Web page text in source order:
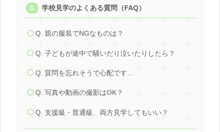
学校見学のよくある質問（FAQ）
Q. 親の服装でNGなものは？
Q. 子どもが途中で騒いだり泣いたりしたら？
Q. 質問を忘れそうで心配です…
Q. 写真や動画の撮影はOK？
Q. 支援級・普通級、両方見学してもいい？